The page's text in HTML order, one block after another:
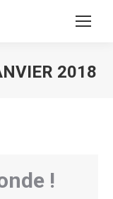
2018
!